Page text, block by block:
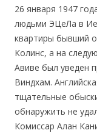
26 января 1947
людьми ЭЦеЛа в
квартиры бывший
Колинс, а на
Авиве был уведен
Виндхам.
тщательные
обнаружить не
Комиссар Алан